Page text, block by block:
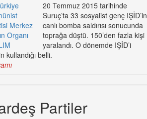
20 Temmuz 2015 tarihinde
Suruç’ta 33 sosyalist genç IŞİD’in
canlı bomba saldırısı sonucunda
toprağa düştü. 150’den fazla kişi
yaralandı. O dönemde IŞİD’i
kullandığı belli.
Partiler